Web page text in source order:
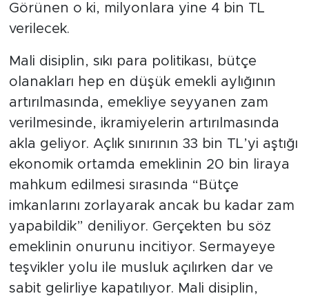
Görünen o ki, milyonlara yine 4 bin TL
verilecek.
Mali disiplin, sıkı para politikası, bütçe
olanakları hep en düşük emekli aylığının
artırılmasında, emekliye seyyanen zam
verilmesinde, ikramiyelerin artırılmasında
akla geliyor. Açlık sınırının 33 bin TL’yi aştığı
ekonomik ortamda emeklinin 20 bin liraya
mahkum edilmesi sırasında “Bütçe
imkanlarını zorlayarak ancak bu kadar zam
yapabildik” deniliyor. Gerçekten bu söz
emeklinin onurunu incitiyor. Sermayeye
teşvikler yolu ile musluk açılırken dar ve
sabit gelirliye kapatılıyor. Mali disiplin,